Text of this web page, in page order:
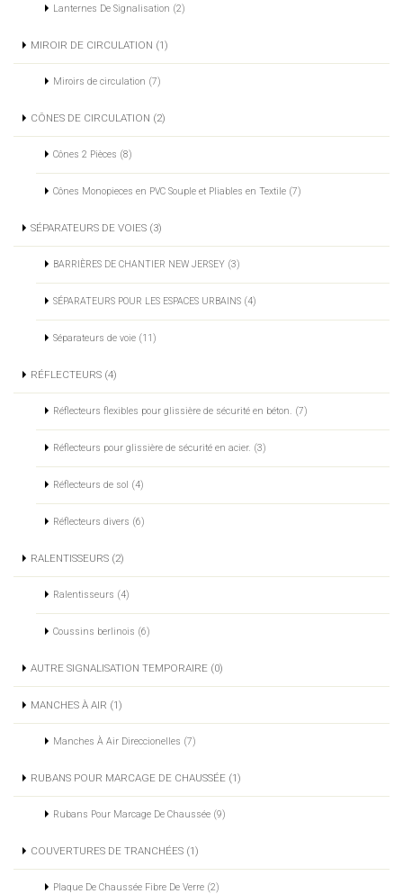
Lanternes De Signalisation (2)
MIROIR DE CIRCULATION (1)
Miroirs de circulation (7)
CÔNES DE CIRCULATION (2)
Cônes 2 Pièces (8)
Cônes Monopieces en PVC Souple et Pliables en Textile (7)
SÉPARATEURS DE VOIES (3)
BARRIÈRES DE CHANTIER NEW JERSEY (3)
SÉPARATEURS POUR LES ESPACES URBAINS (4)
Séparateurs de voie (11)
RÉFLECTEURS (4)
Réflecteurs flexibles pour glissière de sécurité en béton. (7)
Réflecteurs pour glissière de sécurité en acier. (3)
Réflecteurs de sol (4)
Réflecteurs divers (6)
RALENTISSEURS (2)
Ralentisseurs (4)
Coussins berlinois (6)
AUTRE SIGNALISATION TEMPORAIRE (0)
MANCHES À AIR (1)
Manches À Air Direccionelles (7)
RUBANS POUR MARCAGE DE CHAUSSÉE (1)
Rubans Pour Marcage De Chaussée (9)
COUVERTURES DE TRANCHÉES (1)
Plaque De Chaussée Fibre De Verre (2)